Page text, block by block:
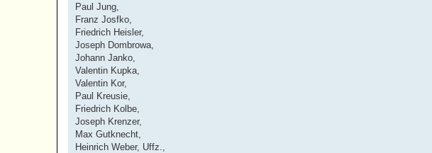
Paul Jung,
Franz Josfko,
Friedrich Heisler,
Joseph Dombrowa,
Johann Janko,
Valentin Kupka,
Valentin Kor,
Paul Kreusie,
Friedrich Kolbe,
Joseph Krenzer,
Max Gutknecht,
Heinrich Weber, Uffz.,